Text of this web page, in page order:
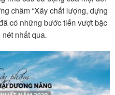
châm “Xây chất lượng, dựng
có những bước tiến vượt bậc
nhất qua.